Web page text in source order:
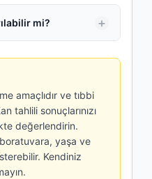
mi?
amaçlıdır ve tıbbi
tahlili sonuçlarınızı
değerlendirin.
yaşa ve
Kendiniz